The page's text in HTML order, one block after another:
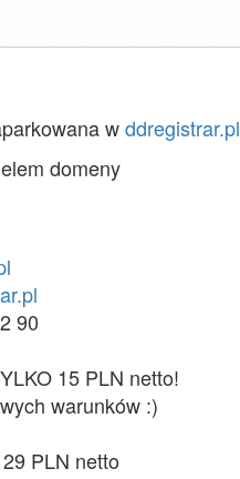
wddregistrar.pl
domeny
90
15 PLN netto!
warunków :)
PLN netto